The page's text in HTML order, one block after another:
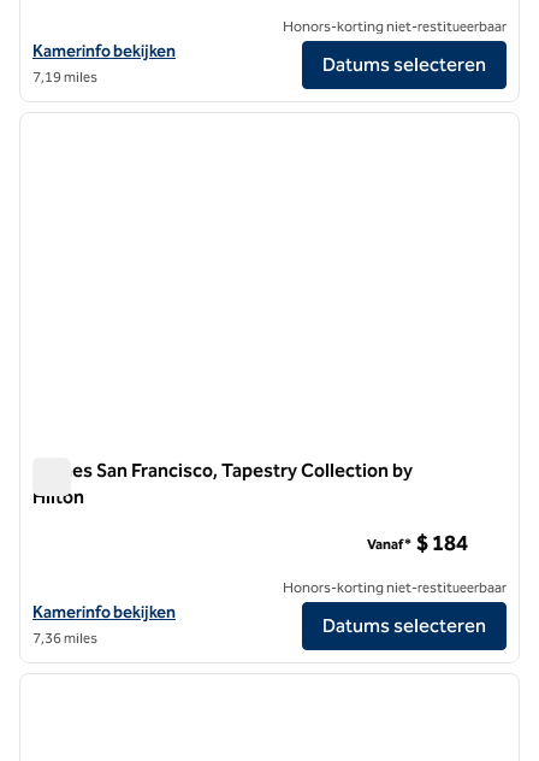
Bekijk hoteldetails voor Canopy by Hilton San Francisco SoMa
Kamerinfo bekijken
7,19 miles
Honors-korting niet-restitueerbaar
Datums selecteren
1/12
1 van 12
Barnes San Francisco, Tapestry Collection by
Hilton
Bekijk hoteldetails voor The Barnes San Francisco, Tapestry
Kamerinfo bekijken
7,36 miles
Vanaf* $ 184
Honors-korting niet-restitueerbaar
Datums selecteren
1/12
1 van 12